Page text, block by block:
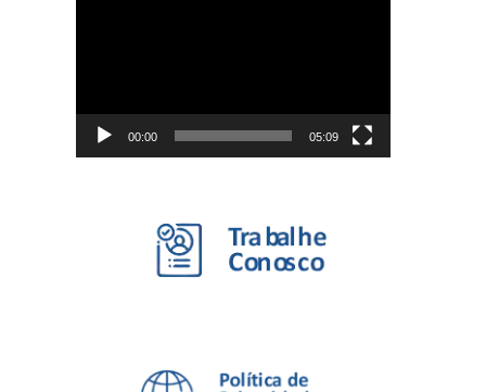
00:00 05:09